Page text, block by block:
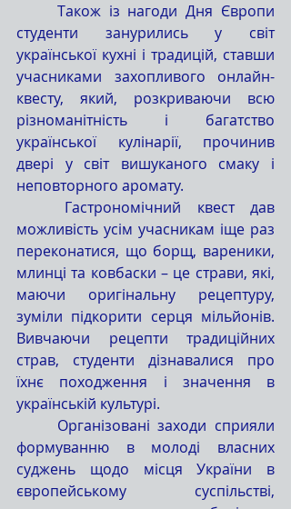
студенти занурились у світ
української кухні і традицій, ставши
учасниками захопливого онлайн-
квесту, який, розкриваючи всю
різноманітність і багатство
української кулінарії, прочинив
двері у світ вишуканого смаку і
неповторного аромату.
можливість усім учасникам іще раз
переконатися, що борщ, вареники,
млинці та ковбаски – це страви, які,
маючи оригінальну рецептуру,
зуміли підкорити серця мільйонів.
Вивчаючи рецепти традиційних
страв, студенти дізнавалися про
їхнє походження і значення в
українській культурі.
формуванню в молоді власних
суджень щодо місця України в
європейському суспільстві,